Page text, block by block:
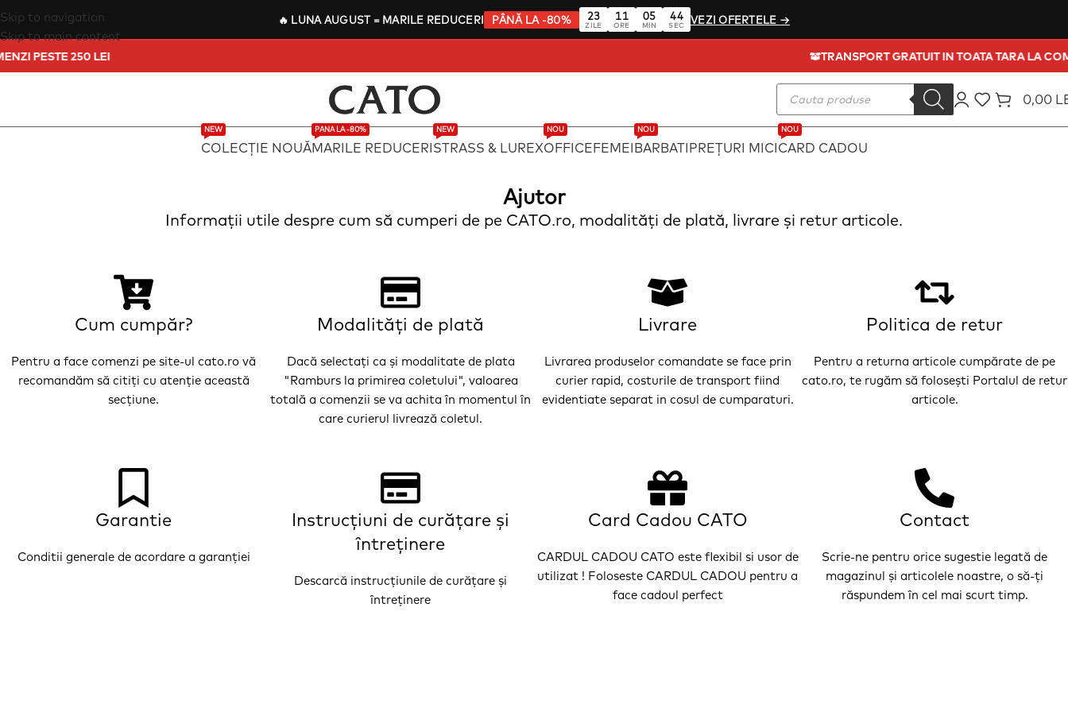
🔥 LUNA AUGUST= MARILE REDUCERI PÂNĂ LA -80% 23
ZILE
11
ORE
05
MIN
44
SEC VEZI OFERTELE →
Skip to navigation
Skip to main content
PESTE 250 LEI TRANSPORT GRATUIT IN TOATA TARA LA
0,00
COLECȚIE NOUĂ
NEW
MARILE REDUCERI
PANA LA -80%
STRASS & LUREX
NEW
OFFICE
NOU
FEMEIBARBATI
NOU
PREȚURI MICICARD CADOU
NOU
Ajutor
Informații utile despre cum să cumperi de pe CATO.ro, modalități de plată, livrare și retur articole.
Cum cumpăr?
Pentru a face comenzi pe site-ul cato.ro vă
recomandăm să citiţi cu atenţie această
secţiune.
Modalități de plată
Dacă selectaţi ca şi modalitate de plata
"Ramburs la primirea coletului", valoarea
totală a comenzii se va achita în momentul în
care curierul livrează coletul.
Livrare
Livrarea produselor comandate se face prin
curier rapid, costurile de transport fiind
evidentiate separat in cosul de cumparaturi.
Politica de retur
Pentru a returna articole cumpărate de pe
cato.ro, te rugăm să folosești Portalul de retur
articole.
Garantie
Conditii generale de acordare a garanției
Instrucțiuni de curățare și
întreținere
Descarcă instrucțiunile de curățare și
întreținere
Card Cadou CATO
CARDUL CADOU CATO este flexibil si usor de
utilizat ! Foloseste CARDUL CADOU pentru a
face cadoul perfect
Contact
Scrie-ne pentru orice sugestie legată de
magazinul și articolele noastre, o să-ți
răspundem în cel mai scurt timp.